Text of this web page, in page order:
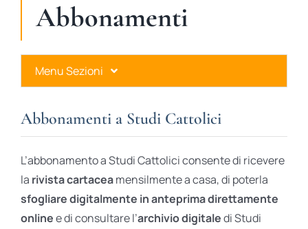
Abbonamenti
Menu Sezioni
Ares Gold
Ares Digital
Ares Gift Card
Abbonamenti a Studi Cattolici
L’abbonamento a Studi Cattolici consente di ricevere
la rivista cartaceamensilmente a casa, di poterla
sfogliare digitalmente in anteprima direttamente
onlinee di consultare l’archivio digitaledi Studi